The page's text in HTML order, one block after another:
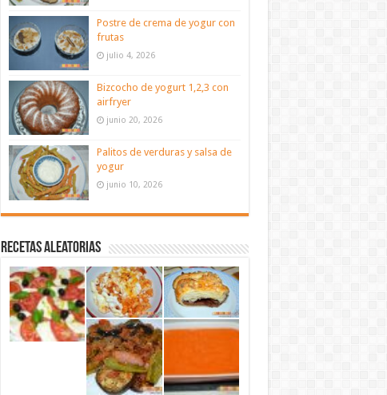
Postre de crema de yogur con
frutas
julio 4, 2026
Bizcocho de yogurt 1,2,3 con
airfryer
junio 20, 2026
Palitos de verduras y salsa de
yogur
junio 10, 2026
Recetas aleatorias